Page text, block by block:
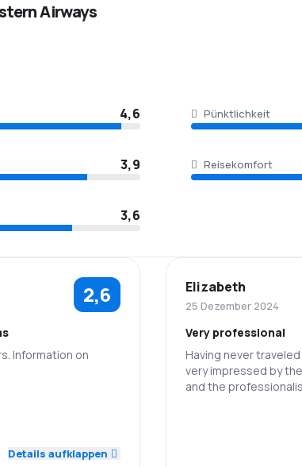
Airways
4,6 Pünktlichkeit
3,9 Reisekomfort
3,6
2,6
Information on
2,0
Details aufklappen
Elizabeth
25 Dezember 2024
Very professional
Having never
very impressed by
and the